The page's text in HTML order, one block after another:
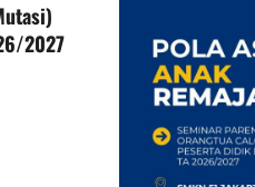
2027